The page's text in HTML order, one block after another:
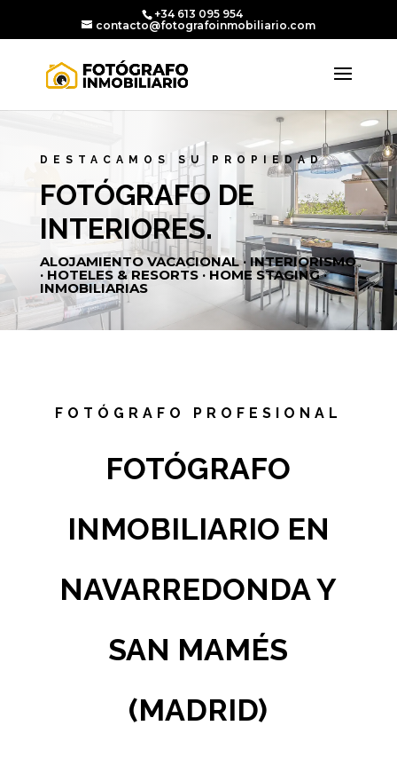
+34 613 095 954
contacto@fotografoinmobiliario.com
DESTACAMOS SU PROPIEDAD
FOTÓGRAFO DE
INTERIORES.
ALOJAMIENTO VACACIONAL · INTERIORISMO
· HOTELES & RESORTS · HOME STAGING ·
INMOBILIARIAS
FOTÓGRAFO PROFESIONAL
FOTÓGRAFO
INMOBILIARIO EN
NAVARREDONDA Y
SAN MAMÉS
(MADRID)